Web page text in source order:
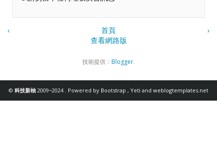
‹ ›
首頁
查看網路版
技術提供： Blogger.
© 科技新柚 2009~2024 . Powered by Bootstrap , Yeti and weblogtemplates.net